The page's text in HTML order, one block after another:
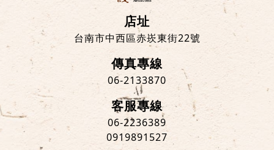
店址
台南市中西區赤崁東街22號
傳真專線
06-2133870
客服專線
06-2236389
0919891527